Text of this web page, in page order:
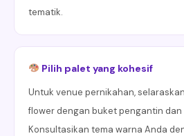
tematik.
Pilih palet yang kohesif
Untuk venue pernikahan,
flower dengan buket pengantin dan
Konsultasikan tema warna Anda